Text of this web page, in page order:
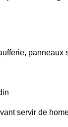
panneaux
servir de